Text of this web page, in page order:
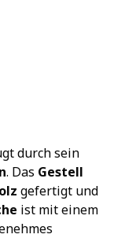
durch sein
. Das Gestell
gefertigt und
ist mit einem